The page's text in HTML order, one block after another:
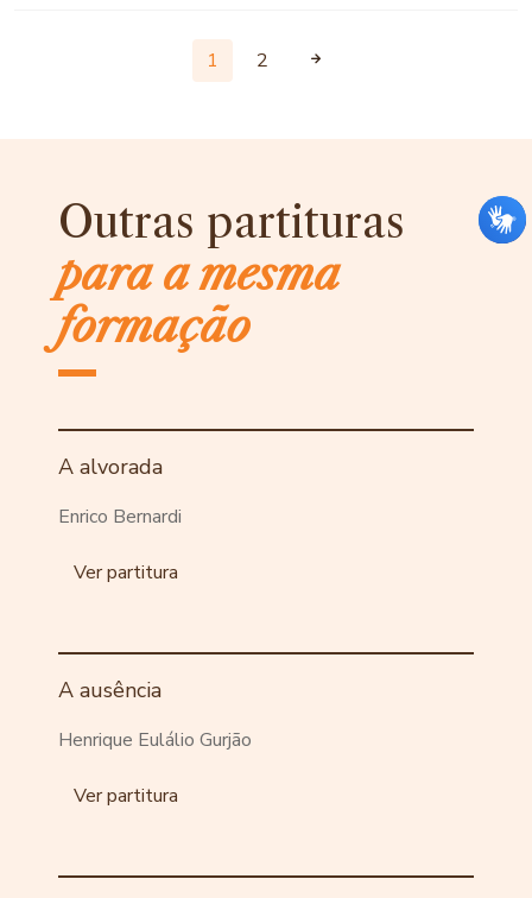
1 2
Outras partituras
para a mesma
formação
A alvorada
Enrico Bernardi
Ver partitura
A ausência
Henrique Eulálio Gurjão
Ver partitura